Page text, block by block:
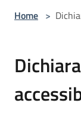
Home >